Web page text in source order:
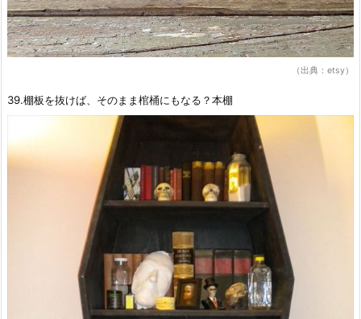
（出典：etsy）
39.棚板を抜けば、そのまま棺桶にもなる？本棚